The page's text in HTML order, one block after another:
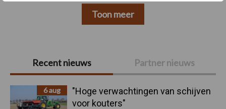
Primaire
Sidebar
Recent nieuws Partner nieuws
6 aug
"Hoge verwachtingen van schijven
voor kouters"
Toon meer